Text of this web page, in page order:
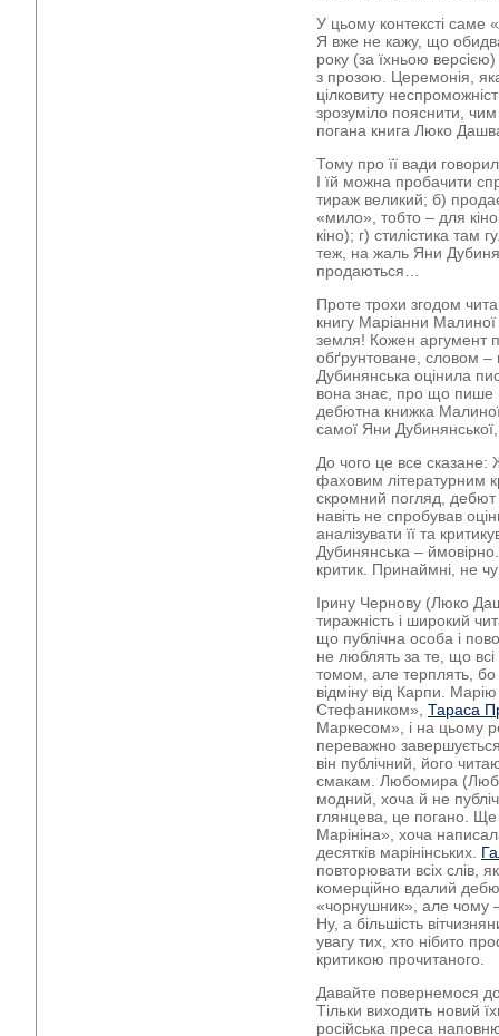
У цьому контексті саме «
Я вже не кажу, що
року (за їхньою
з прозою. Церемонія,
цілковиту
зрозуміло пояснити, чим
погана книга Люко
Тому про її вади
І їй можна пробачити
тираж великий; б)
«мило», тобто – для
кіно); г) стилістика там
теж, на жаль Яни
продаються…
Проте трохи згодом
книгу Маріанни Малиної
земля! Кожен аргумент
обґрунтоване, словом
Дубинянська оцінила
вона знає, про що пише
дебютна книжка
самої Яни
До чого це все
фаховим літературним
скромний погляд, дебют
навіть не спробував
аналізувати її та
Дубинянська –
критик. Принаймні, не
Ірину Чернову (Люко
тиражність і широкий
що публічна особа і
не люблять за те, що
томом, але терплять,
відміну від Карпи.
Стефаником», Тараса
Маркесом», і на цьому
переважно
він публічний, його
смакам. Любомира
модний, хоча й не
глянцева, це погано. Ще
Марініна», хоча
десятків марінінських.
повторювати всіх слів,
комерційно вдалий
«чорнушник», але чому –
Ну, а більшість
увагу тих, хто нібито
критикою прочитаного.
Давайте повернемося
Тільки виходить новий
російська преса